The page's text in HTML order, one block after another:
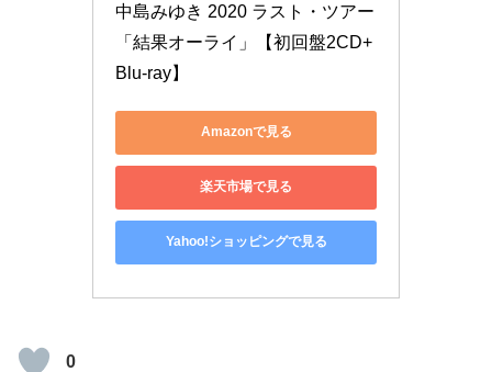
中島みゆき 2020 ラスト・ツアー
「結果オーライ」【初回盤2CD+
Blu-ray】
Amazonで見る
楽天市場で見る
Yahoo!ショッピングで見る
0